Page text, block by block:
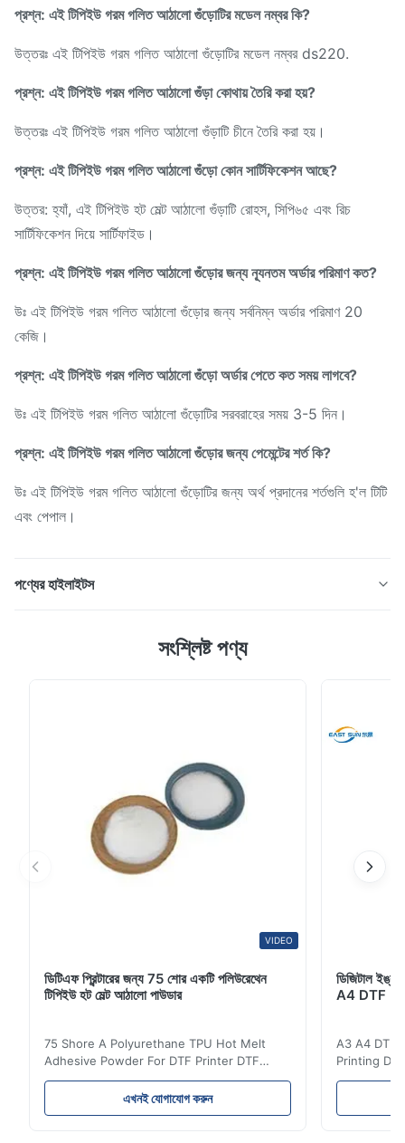
প্রশ্ন: এই টিপিইউ গরম গলিত আঠালো গুঁড়োটির মডেল নম্বর কি?
উত্তরঃ এই টিপিইউ গরম গলিত আঠালো গুঁড়োটির মডেল নম্বর ds220.
প্রশ্ন: এই টিপিইউ গরম গলিত আঠালো গুঁড়া কোথায় তৈরি করা হয়?
উত্তরঃ এই টিপিইউ গরম গলিত আঠালো গুঁড়াটি চীনে তৈরি করা হয়।
প্রশ্ন: এই টিপিইউ গরম গলিত আঠালো গুঁড়ো কোন সার্টিফিকেশন আছে?
উত্তর: হ্যাঁ, এই টিপিইউ হট মেল্ট আঠালো গুঁড়াটি রোহস, সিপি৬৫ এবং রিচ
সার্টিফিকেশন দিয়ে সার্টিফাইড।
প্রশ্ন: এই টিপিইউ গরম গলিত আঠালো গুঁড়োর জন্য ন্যূনতম অর্ডার পরিমাণ কত?
উঃ এই টিপিইউ গরম গলিত আঠালো গুঁড়োর জন্য সর্বনিম্ন অর্ডার পরিমাণ 20
কেজি।
প্রশ্ন: এই টিপিইউ গরম গলিত আঠালো গুঁড়ো অর্ডার পেতে কত সময় লাগবে?
উঃ এই টিপিইউ গরম গলিত আঠালো গুঁড়োটির সরবরাহের সময় 3-5 দিন।
প্রশ্ন: এই টিপিইউ গরম গলিত আঠালো গুঁড়োর জন্য পেমেন্টের শর্ত কি?
উঃ এই টিপিইউ গরম গলিত আঠালো গুঁড়োটির জন্য অর্থ প্রদানের শর্তগুলি হ'ল টিটি
এবং পেপাল।
পণ্যের হাইলাইটস
ডিটিএফ পাউডার ফর ফ্যাব্রিক টিপিইউ অ্যাডেসিভ পাউডার প্রোডাক্টের
সংশ্লিষ্ট পণ্য
VIDEO
ডিটিএফ প্রিন্টারের জন্য 75 শোর একটি পলিউরেথেন
টিপিইউ হট মেল্ট আঠালো পাউডার
75 Shore A Polyurethane TPU Hot Melt
Adhesive Powder For DTF Printer DTF
Powder Technical Parameters Bonding
Parameters ( reference only) Temperature
110-130℃ Press 0.5-1.5 kg/cm2 Time 8-20
এখনই যোগাযোগ করুন
ডিজিটাল
A4 DTF
A3 A4 DTF
Printing
application
pattern